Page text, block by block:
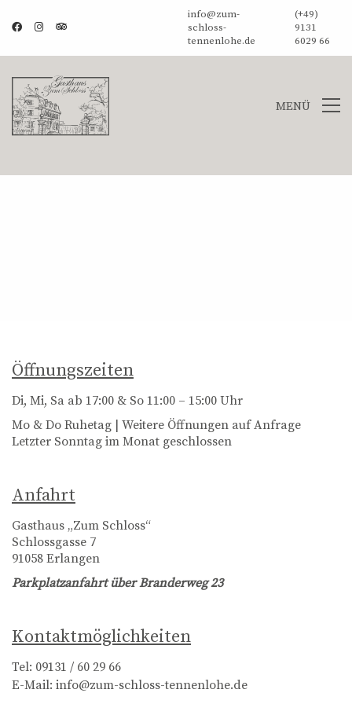
info@zum-
schloss-
tennenlohe.de
(+49)
9131
6029 66
MENÜ
Öffnungszeiten
Di, Mi, Sa ab 17:00 & So 11:00 – 15:00 Uhr
Mo & Do Ruhetag | Weitere Öffnungen auf Anfrage
Letzter Sonntag im Monat geschlossen
Anfahrt
Gasthaus „Zum Schloss“
Schlossgasse 7
91058 Erlangen
Parkplatzanfahrt über Branderweg 23
Kontaktmöglichkeiten
Tel: 09131 / 60 29 66
E-Mail: info@zum-schloss-tennenlohe.de